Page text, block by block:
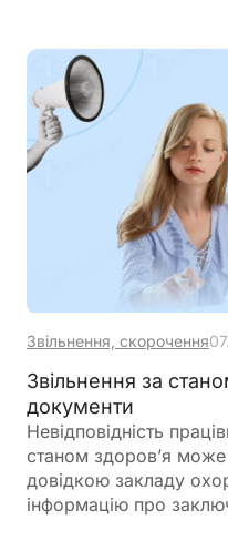
Звільнення, скорочення
Звільнення за
документи
Невідповідність
станом здоров’я
довідкою закладу
інформацію про